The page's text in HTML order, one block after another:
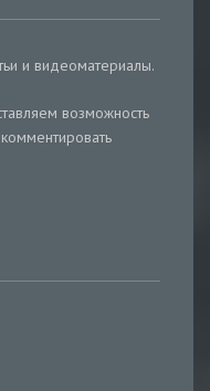
и видеоматериалы.
возможность